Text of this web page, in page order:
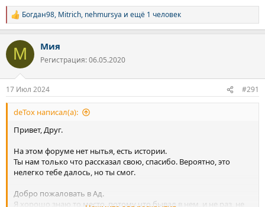
Р
е
к
и
Богдан98, Mitrich, nehmursya и ещё 1 человек
М Мия
Регистрация: 06.05.2020
17 Июл 2024 #291
deTox написал(а):
Привет, Друг.
На этом форуме нет нытья, есть истории.
Ты нам только что рассказал свою, спасибо. Вероятно, это
нелегко тебе далось, но ты смог.
Добро пожаловать в Ад.
Я хорошо знаю то место, потому что бывал в нем, и не раз, не